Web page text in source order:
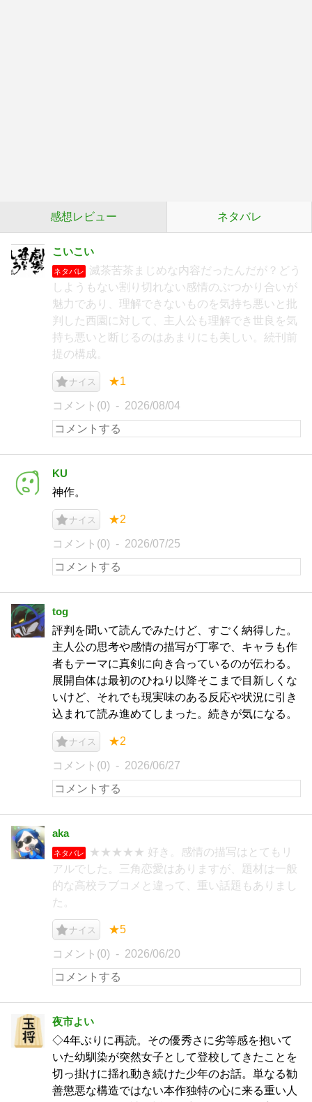
感想レビュー ネタバレ
こいこい
ネタバレ
滅茶苦茶まじめな内容だったんだが？どう
しようもない割り切れない感情のぶつかり合いが
魅力であり、理解できないものを気持ち悪いと批
判した西園に対して、主人公も理解でき世良を気
持ち悪いと断じるのはあまりにも美しい。続刊前
提の構成。
ナイス ★1
コメント(0) 2026/08/04
KU
神作。
ナイス ★2
コメント(0) 2026/07/25
tog
評判を聞いて読んでみたけど、すごく納得した。
主人公の思考や感情の描写が丁寧で、キャラも作
者もテーマに真剣に向き合っているのが伝わる。
展開自体は最初のひねり以降そこまで目新しくな
いけど、それでも現実味のある反応や状況に引き
込まれて読み進めてしまった。続きが気になる。
ナイス ★2
コメント(0) 2026/06/27
aka
ネタバレ
★★★★★ 好き。感情の描写はとてもリ
アルでした。三角恋愛はありますが、題材は一般
的な高校ラブコメと違って、重い話題もありまし
た。
ナイス ★5
コメント(0) 2026/06/20
夜市よい
◇4年ぶりに再読。その優秀さに劣等感を抱いて
いた幼馴染が突然女子として登校してきたことを
切っ掛けに揺れ動き続けた少年のお話。単なる勧
善懲悪な構造ではない本作独特の心に来る重い人